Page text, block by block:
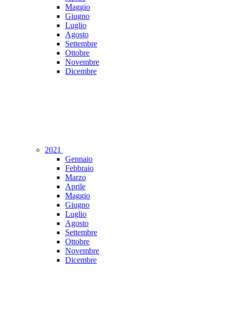
Maggio
Giugno
Luglio
Agosto
Settembre
Ottobre
Novembre
Dicembre
2021
Gennaio
Febbraio
Marzo
Aprile
Maggio
Giugno
Luglio
Agosto
Settembre
Ottobre
Novembre
Dicembre